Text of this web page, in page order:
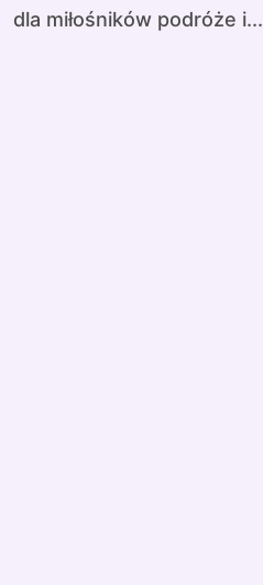
dla miłośników podróże i...